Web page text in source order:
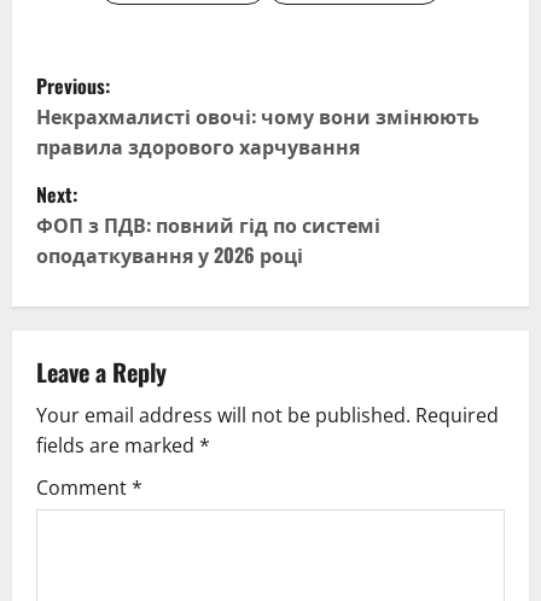
P
o
s
t
n
v
i
g
Previous:
Некрахмалисті овочі: чому вони змінюють
правила здорового харчування
Next:
ФОП з ПДВ: повний гід по системі
оподаткування у 2026 році
Leave a Reply
Your email address will not be published. Required
fields are marked *
Comment*